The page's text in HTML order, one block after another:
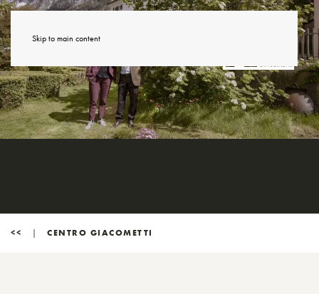
Skip to main content
<< CENTRO GIACOMETTI